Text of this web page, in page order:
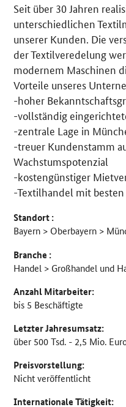
Details
Seit über 30 Jahren
unterschiedlichen
unserer Kunden. Die
der Textilveredelung
modernem Maschinen
Vorteile unseres
-hoher
-vollständig
-zentrale Lage in
-treuer Kundenstamm
Wachstumspotenzial
-kostengünstiger
-Textilhandel mit
Standort :
Bayern > Oberbayern >
Branche :
Handel > Großhandel und
Anzahl Mitarbeiter:
bis 5 Beschäftigte
Letzter Jahresumsatz:
über 500 Tsd. - 2,5 Mio.
Preisvorstellung:
Nicht veröffentlicht
Internationale Tätigkeit: